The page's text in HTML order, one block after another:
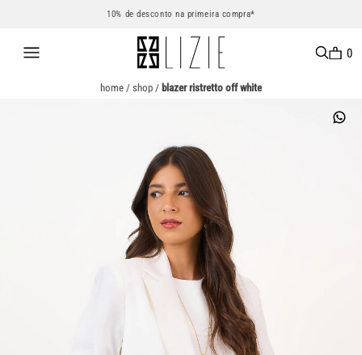
10% de desconto na primeira compra*
0
home / shop / blazer ristretto off white